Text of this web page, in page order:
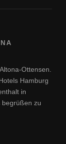
Ottensen.
Hamburg
in
begrüßen zu